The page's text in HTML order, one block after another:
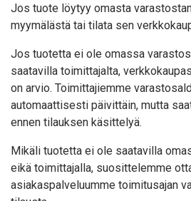
Jos tuote löytyy omasta
myymälästä tai tilata sen
Jos tuotetta ei ole omassa
saatavilla toimittajalta,
on arvio. Toimittajiemme
automaattisesti päivittäin, mutta
ennen tilauksen käsittelyä.
Mikäli tuotetta ei ole saatavilla
eikä toimittajalla, suosittelemme
asiakaspalveluumme toimitusajan